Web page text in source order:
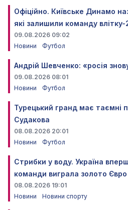
Офіційно. Київське Динамо
які залишили команду
09.08.2026 09:02
Новини
Футбол
Андрій Шевченко: «росія
09.08.2026 08:01
Новини
Футбол
Турецький гранд має таємні
Судакова
08.08.2026 20:01
Новини
Футбол
Стрибки у воду. Україна
команди виграла золото Євро
08.08.2026 19:01
Новини
Новини спорту